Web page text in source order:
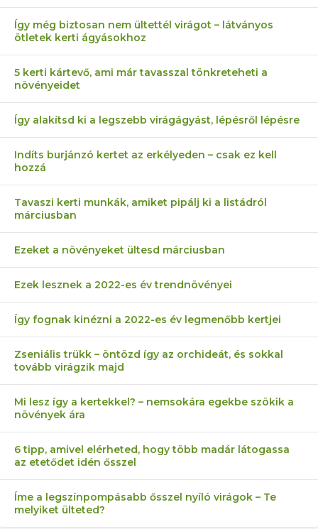
Így még biztosan nem ültettél virágot – látványos
ötletek kerti ágyásokhoz
5 kerti kártevő, ami már tavasszal tönkreteheti a
növényeidet
Így alakítsd ki a legszebb virágágyást, lépésről lépésre
Indíts burjánzó kertet az erkélyeden – csak ez kell
hozzá
Tavaszi kerti munkák, amiket pipálj ki a listádról
márciusban
Ezeket a növényeket ültesd márciusban
Ezek lesznek a 2022-es év trendnövényei
Így fognak kinézni a 2022-es év legmenőbb kertjei
Zseniális trükk – öntözd így az orchideát, és sokkal
tovább virágzik majd
Mi lesz így a kertekkel? – nemsokára egekbe szökik a
növények ára
6 tipp, amivel elérheted, hogy több madár látogassa
az etetődet idén ősszel
Íme a legszínpompásabb ősszel nyíló virágok – Te
melyiket ülteted?